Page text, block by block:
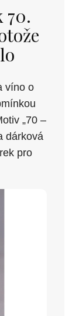
70.
víno o
„70 –
dárková
pro